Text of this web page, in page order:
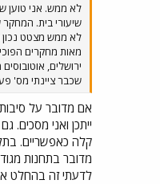
לא ממש. אני טוען
שיעורי בית.
לא ממש מצטט נכון
מאות מחקרים
ירושלים,
שכבר ציינתי מס'
אם מדובר על
ייתכן ואני
קלה כאפשריים.
מדובר בתחנות
לדעתי זה בהחלט